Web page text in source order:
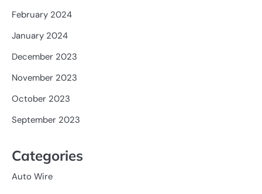
February 2024
January 2024
December 2023
November 2023
October 2023
September 2023
Categories
Auto Wire